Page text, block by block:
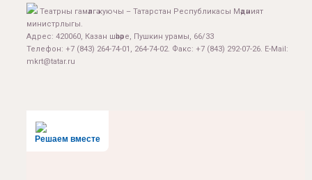
Театрны гамәлгә куючы – Татарстан Республикасы Мәдәният
министрлыгы.
Адрес: 420060, Казан шәһәре, Пушкин урамы, 66/33
Телефон: +7 (843) 264-74-01, 264-74-02. Факс: +7 (843) 292-07-26. E-Mail:
mkrt@tatar.ru
Решаем вместе